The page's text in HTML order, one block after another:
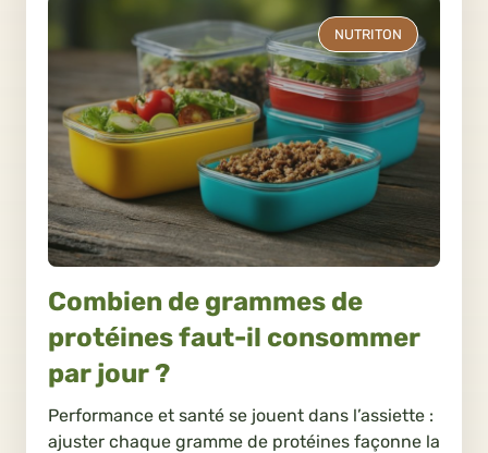
NUTRITON
Combien de grammes de
protéines faut-il consommer
par jour ?
Performance et santé se jouent dans l’assiette :
ajuster chaque gramme de protéines façonne la